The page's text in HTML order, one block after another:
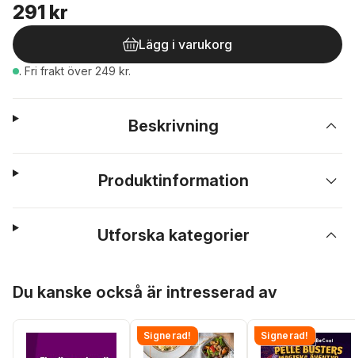
291 kr
Lägg i varukorg
. Fri frakt över 249 kr.
Beskrivning
Produktinformation
Utforska kategorier
Du kanske också är intresserad av
Signerad! Signerad!